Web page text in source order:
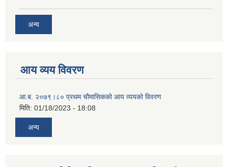
अन्य
आय व्यय विवरण
आ.ब. २०७९।८० प्रथम चौमासिकको आय व्ययको विवरण
मिति: 01/18/2023 - 18:08
अन्य